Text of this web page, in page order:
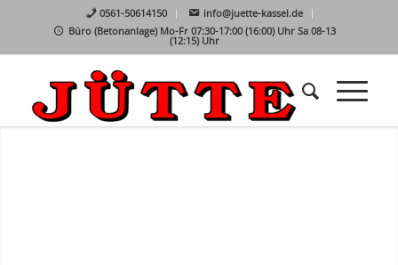
0561-50614150
info@juette-kassel.de
Büro (Betonanlage) Mo-Fr 07:30-17:00 (16:00) Uhr Sa 08-13
(12:15) Uhr